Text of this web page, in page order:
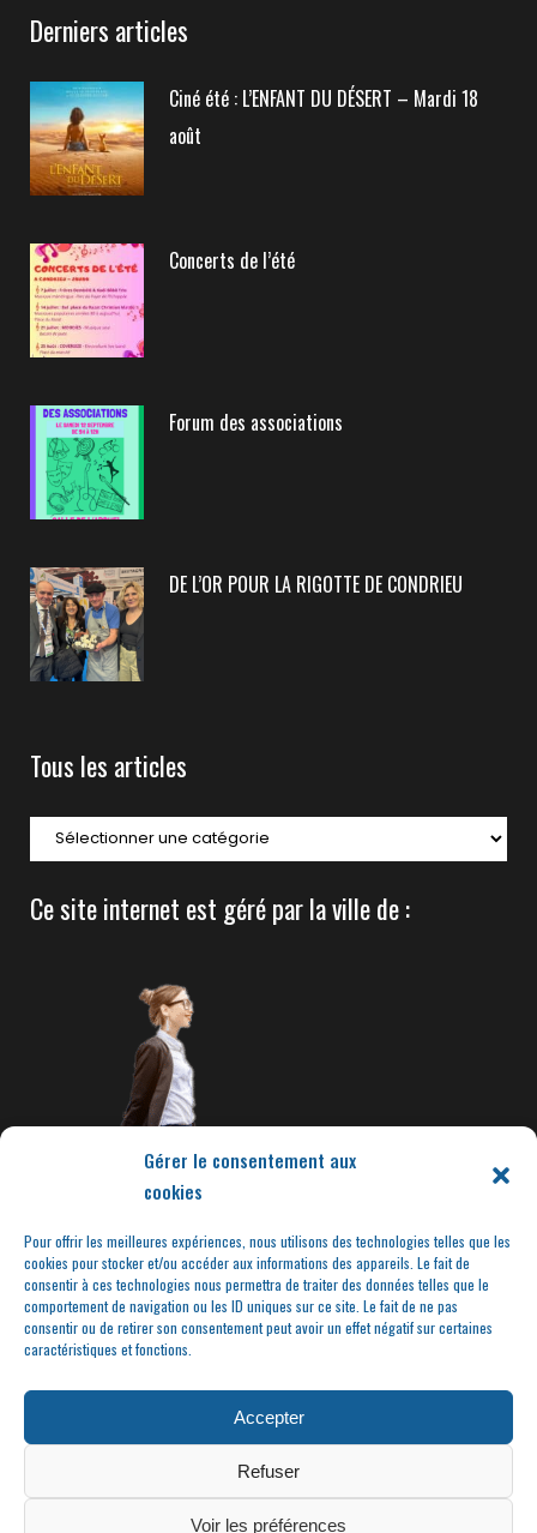
Gérer le consentement aux
cookies
Pour offrir les meilleures expériences, nous utilisons des technologies telles que les
cookies pour stocker et/ou accéder aux informations des appareils. Le fait de
consentir à ces technologies nous permettra de traiter des données telles que le
comportement de navigation ou les ID uniques sur ce site. Le fait de ne pas
consentir ou de retirer son consentement peut avoir un effet négatif sur certaines
caractéristiques et fonctions.
Accepter
Refuser
Voir les préférences
Derniers articles
Ciné été : L’ENFANT DU DÉSERT – Mardi 18
août
Concerts de l’été
Forum des associations
DE L’OR POUR LA RIGOTTE DE CONDRIEU
Tous les articles
Ce site internet est géré par la ville de :